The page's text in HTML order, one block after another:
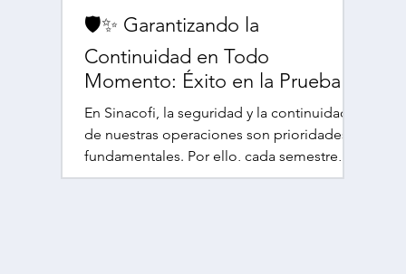
🛡️✨ Garantizando la
Continuidad en Todo
Momento: Éxito en la Prueba
de la Sala de Altos Montos ✨🛡️
En Sinacofi, la seguridad y la continuidad
de nuestras operaciones son prioridades
fundamentales. Por ello, cada semestre,
realizamos una...